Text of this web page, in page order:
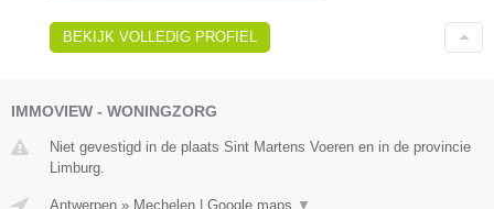
BEKIJK VOLLEDIG PROFIEL
IMMOVIEW - WONINGZORG
Niet gevestigd in de plaats Sint Martens Voeren en in de provincie
Limburg.
Antwerpen » Mechelen | Google maps ▼